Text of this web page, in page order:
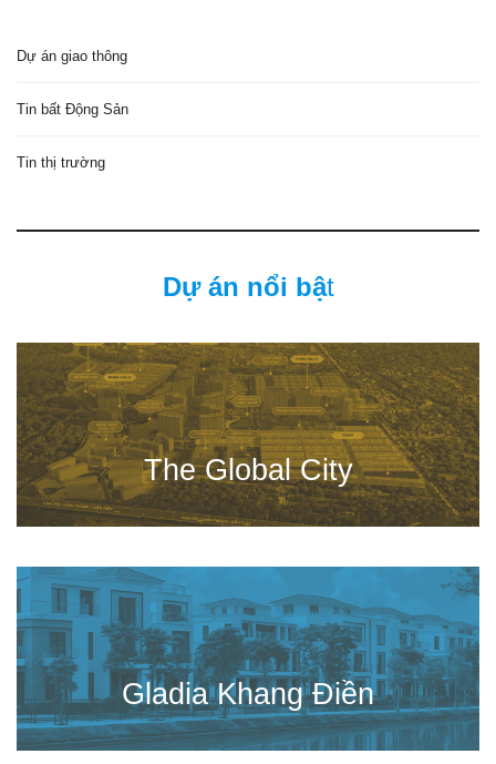
Dự án giao thông
Tin bất Động Sản
Tin thị trường
Dự án nổi bật
The Global City
Gladia Khang Điền